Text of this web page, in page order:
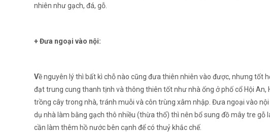
nhiên như gạch, đá, gỗ.
+ Đưa ngoại vào nội:
Về nguyên lý thì bất kì chỗ nào cũng đưa thiên nhiên vào được, nhưng tốt
đạt trung cung thanh tịnh và thông thiên tốt như nhà ống ở phố cổ Hội
trồng cây trong nhà, tránh muỗi và côn trùng xâm nhập. Đưa ngoại vào
dụ nhà làm bằng gạch thô nhiều (thừa thổ) thì nên bổ sung đồ mây tre gỗ
cần làm thêm hồ nước bên cạnh để có thuỷ khắc chế.